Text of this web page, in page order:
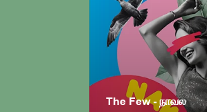
The Few - நாவல